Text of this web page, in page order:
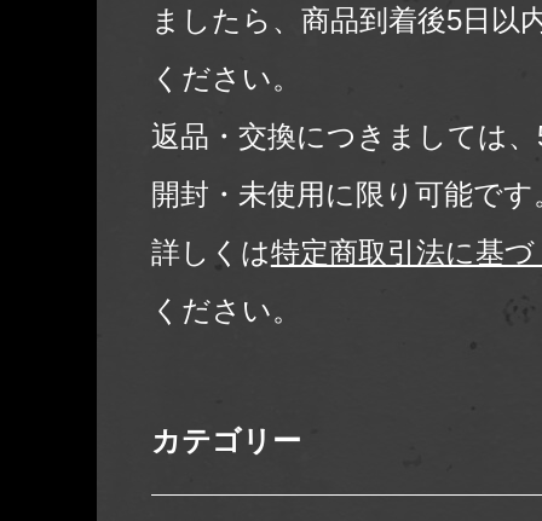
ましたら、商品到着後5日以
ください。
返品・交換につきましては
開封・未使用に限り可能です
詳しくは特定商取引法に基
ください。
カテゴリー